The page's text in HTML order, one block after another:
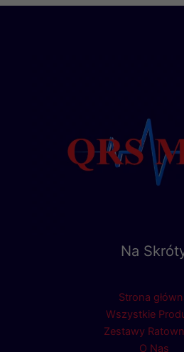
Na
Strona
Wszystkie
Zestawy
O Nas